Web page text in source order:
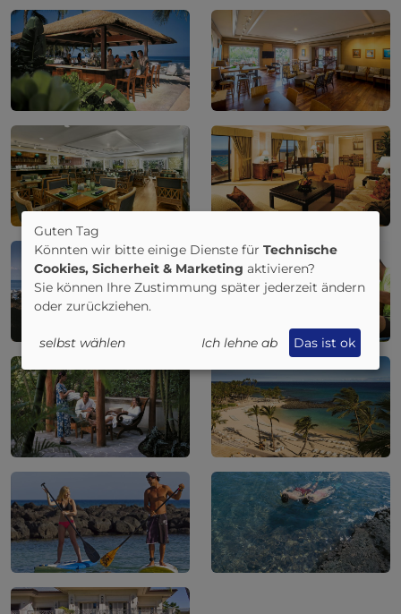
Guten Tag
Könnten wir bitte einige Dienste für Technische
Cookies, Sicherheit & Marketing aktivieren?
Sie können Ihre Zustimmung später jederzeit ändern
oder zurückziehen.
selbst wählen Ich lehne ab Das ist ok